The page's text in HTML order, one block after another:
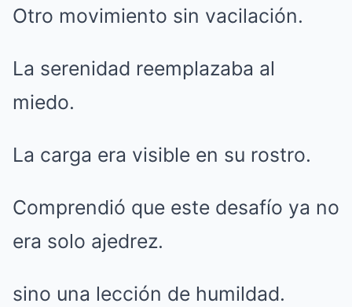
Otro movimiento sin vacilación.
La serenidad reemplazaba al
miedo.
La carga era visible en su rostro.
Comprendió que este desafío ya no
era solo ajedrez.
sino una lección de humildad.